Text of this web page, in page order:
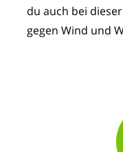
du auch bei
gegen Wind und